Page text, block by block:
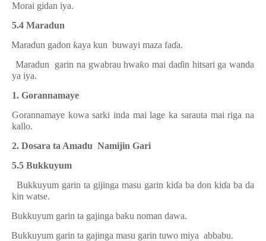
Morai gidan iya.
5.4 Maradun
Maradun gadon ƙaya kun buwayi maza faɗa.
Maradun garin na gwabrau hwaƙo mai daɗin hitsari ga wanda
ya iya.
1. Gorannamaye
Gorannamaye kowa sarki inda mai lage ka sarauta mai riga na
kallo.
2. Dosara ta Amadu Namijin Gari
5.5 Bukkuyum
Bukkuyum garin ta gijinga masu garin kiɗa ba don kiɗa ba da
kin watse.
Bukkuyum garin ta gajinga baku noman dawa.
Bukkuyum garin ta gajinga masu garin tuwo miya abbabu.